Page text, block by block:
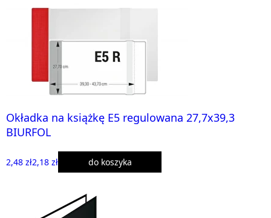
Okładka na książkę E5 regulowana 27,7x39,3
BIURFOL
2,48 zł2,18 zł do koszyka